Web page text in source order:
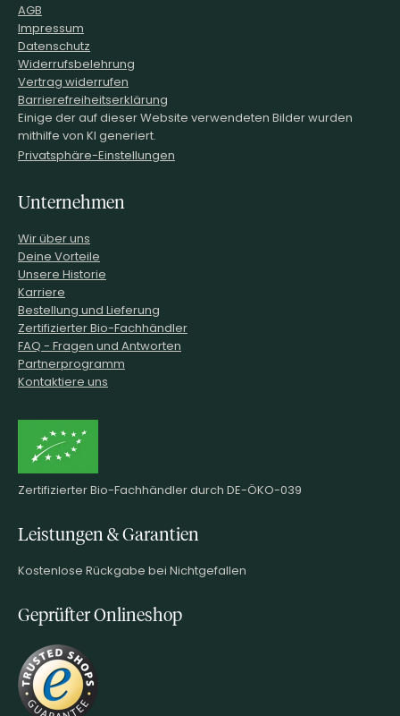
AGB
Impressum
Datenschutz
Widerrufsbelehrung
Vertrag widerrufen
Barrierefreiheitserklärung
Einige der auf dieser Website verwendeten Bilder wurden
mithilfe von KI generiert.
Privatsphäre-Einstellungen
Unternehmen
Wir über uns
Deine Vorteile
Unsere Historie
Karriere
Bestellung und Lieferung
Zertifizierter Bio-Fachhändler
FAQ - Fragen und Antworten
Partnerprogramm
Kontaktiere uns
Zertifizierter Bio-Fachhändler durch DE-ÖKO-039
Leistungen & Garantien
Kostenlose Rückgabe bei Nichtgefallen
Geprüfter Onlineshop